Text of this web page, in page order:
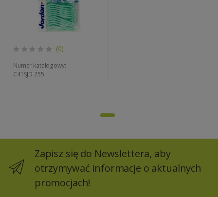
(0)
Numer katalogowy:
C41SJD 255
Zapisz się do Newslettera, aby
otrzymywać informacje o aktualnych
promocjach!